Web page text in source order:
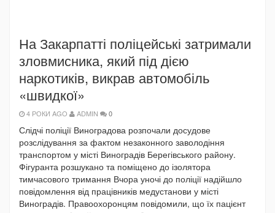
На Закарпатті поліцейські затримали
зловмисника, який під дією
наркотиків, викрав автомобіль
«швидкої»
4 РОКИ AGO ADMIN 0
Слідчі поліції Виноградова розпочали досудове
розслідування за фактом незаконного заволодіння
транспортом у місті Виноградів Берегівського району.
Фігуранта розшукано та поміщено до ізолятора
тимчасового тримання Вчора уночі до поліції надійшло
повідомлення від працівників медустанови у місті
Виноградів. Правоохоронцям повідомили, що їх пацієнт